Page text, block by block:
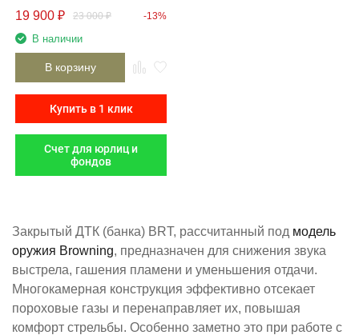
19 900 ₽ 23 000 ₽ -13%
В наличии
В корзину
Купить в 1 клик
Счет для юрлиц и
фондов
Закрытый ДТК (банка) BRT, рассчитанный под модель
оружия ​Browning​, предназначен для снижения звука
выстрела, гашения пламени и уменьшения отдачи.
Многокамерная конструкция эффективно отсекает
пороховые газы и перенаправляет их, повышая
комфорт стрельбы. Особенно заметно это при работе с